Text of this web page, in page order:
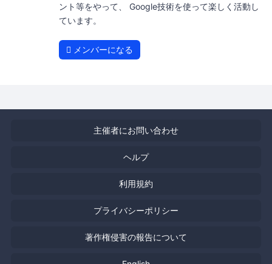
ント等をやって、 Google技術を使って楽しく活動し
ています。
メンバーになる
主催者にお問い合わせ
ヘルプ
利用規約
プライバシーポリシー
著作権侵害の報告について